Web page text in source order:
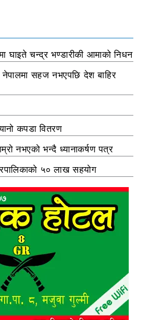
घाइते चन्द्र भण्डारीकी आमाको निधन
नेपालमा सहज नभएपछि देश बाहिर
कपडा वितरण
नभएको भन्दै ध्यानाकर्षण पत्र
५० लाख सहयोग